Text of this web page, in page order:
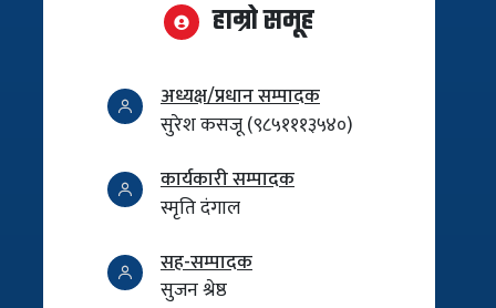
हाम्रो समूह
अध्यक्ष/प्रधान सम्पादक
सुरेश कसजू (९८५१११३५४०)
कार्यकारी सम्पादक
स्मृति दंगाल
सह-सम्पादक
सुजन श्रेष्ठ